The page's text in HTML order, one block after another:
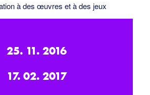
à des œuvres et à des jeux
2016
25. 11. 2016
17. 02. 2017